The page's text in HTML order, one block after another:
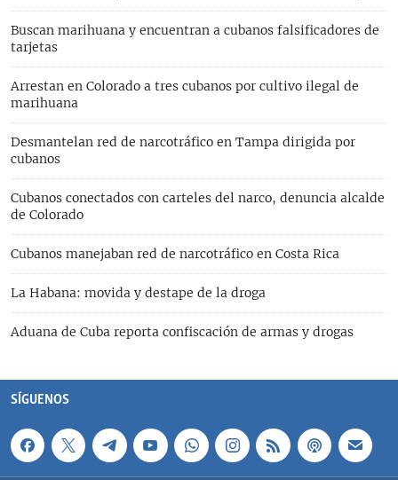
Buscan marihuana y encuentran a cubanos falsificadores de
tarjetas
Arrestan en Colorado a tres cubanos por cultivo ilegal de
marihuana
Desmantelan red de narcotráfico en Tampa dirigida por
cubanos
Cubanos conectados con carteles del narco, denuncia alcalde
de Colorado
Cubanos manejaban red de narcotráfico en Costa Rica
La Habana: movida y destape de la droga
Aduana de Cuba reporta confiscación de armas y drogas
SÍGUENOS